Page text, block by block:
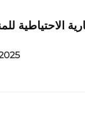
الاحتياطية